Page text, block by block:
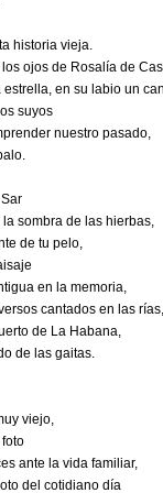
historia vieja.
ojos de Rosalía de
en su labio un
suyos
nuestro pasado,
sombra de las hierbas,
de tu pelo,
en la memoria,
cantados en las rías,
de La Habana,
de las gaitas.
viejo,
ante la vida familiar,
del cotidiano día